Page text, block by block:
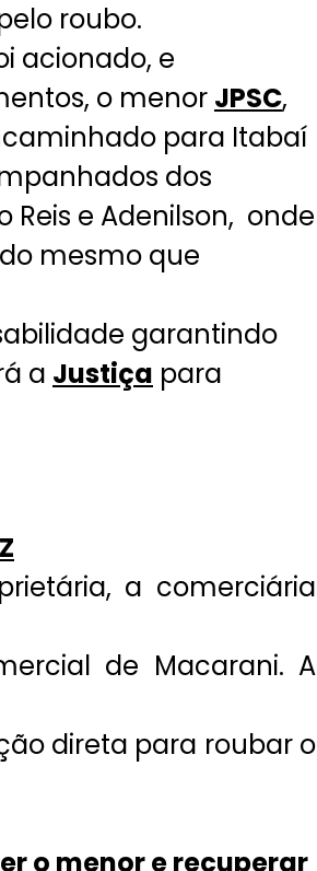
roubo.
acionado, e
o menor JPSC,
para Itabaí
dos
Reis e Adenilson, onde
mesmo que
garantindo
a Justiça para
a comerciária
de Macarani. A
direta para roubar o
o menor e recuperar